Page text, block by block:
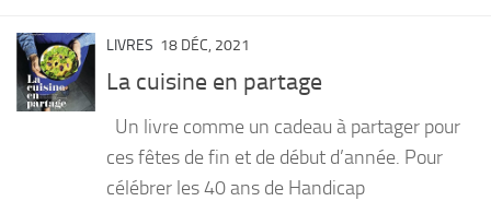
PORTRAITS
LIVRES
LIVRES 18 DÉC, 2021
La cuisine en partage
Un livre comme un cadeau à partager pour
ces fêtes de fin et de début d’année. Pour
célébrer les 40 ans de Handicap